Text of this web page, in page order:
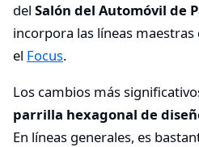
del Salón del Automóvil de
incorpora las líneas
el Focus.
Los cambios más
parrilla hexagonal de
En líneas generales, es